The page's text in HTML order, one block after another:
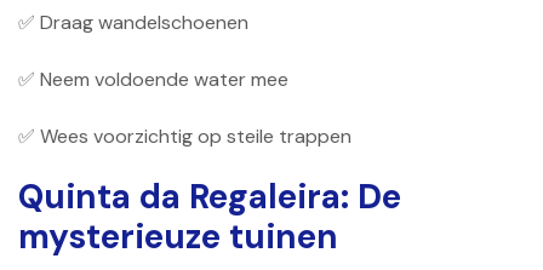
✅ Draag wandelschoenen
✅ Neem voldoende water mee
✅ Wees voorzichtig op steile trappen
Quinta da Regaleira: De
mysterieuze tuinen